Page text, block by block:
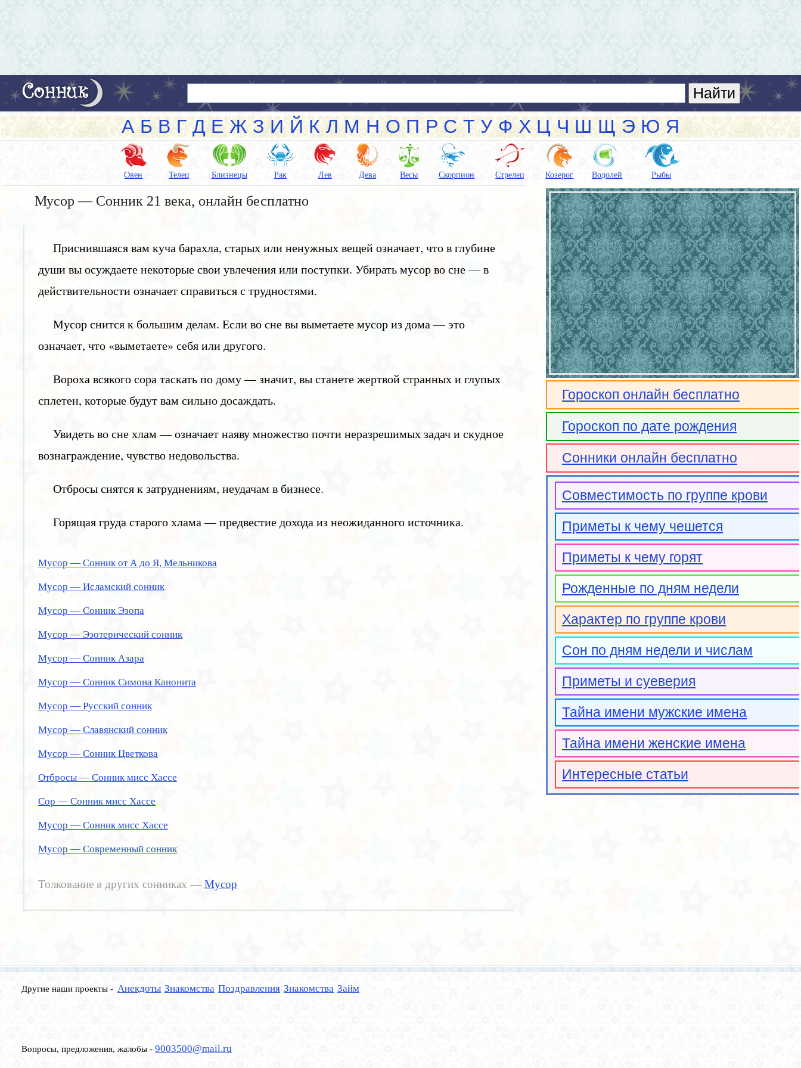
А Б В Г Д Е Ж З И Й К Л М Н О П Р С Т У Ф Х Ц Ч Ш Щ Э Ю Я
Овен Телец Близнецы Рак Лев Дева Весы Скорпион Стрелец Козерог Водолей Рыбы
Мусор — Сонник 21 века, онлайн бесплатно
Приснившаяся вам куча барахла, старых или ненужных вещей означает, что в глубине
души вы осуждаете некоторые свои увлечения или поступки. Убирать мусор во сне — в
действительности означает справиться с трудностями.
Мусор снится к большим делам. Если во сне вы выметаете мусор из дома — это
означает, что «выметаете» себя или другого.
Вороха всякого сора таскать по дому — значит, вы станете жертвой странных и глупых
сплетен, которые будут вам сильно досаждать.
Увидеть во сне хлам — означает наяву множество почти неразрешимых задач и скудное
вознаграждение, чувство недовольства.
Отбросы снятся к затруднениям, неудачам в бизнесе.
Горящая груда старого хлама — предвестие дохода из неожиданного источника.
Мусор — Сонник от А до Я, Мельникова
Мусор — Исламский сонник
Мусор — Сонник Эзопа
Мусор — Эзотерический сонник
Мусор — Сонник Азара
Мусор — Сонник Симона Канонита
Мусор — Русский сонник
Мусор — Славянский сонник
Мусор — Сонник Цветкова
Отбросы — Сонник мисс Хассе
Сор — Сонник мисс Хассе
Мусор — Сонник мисс Хассе
Мусор — Современный сонник
Толкование в других сонниках — Мусор
Гороскоп онлайн бесплатно
Гороскоп по дате рождения
Сонники онлайн бесплатно
Совместимость по группе крови
Приметы к чему чешется
Приметы к чему горят
Рожденные по дням недели
Характер по группе крови
Сон по дням недели и числам
Приметы и суеверия
Тайна имени мужские имена
Тайна имени женские имена
Интересные статьи
Другие наши проекты - Анекдоты Знакомства Поздравления Знакомства Займ
Вопросы, предложения, жалобы - 9003500@mail.ru